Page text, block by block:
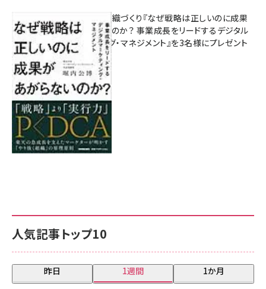
人気記事トップ10
昨日 1週間 1か月
成果を生む組織づくり『なぜ戦略は正しいのに成果
があがらないのか？ 事業成長をリードするデジタル
マーケティング・マネジメント』を3名様にプレゼント
8月7日 10:00